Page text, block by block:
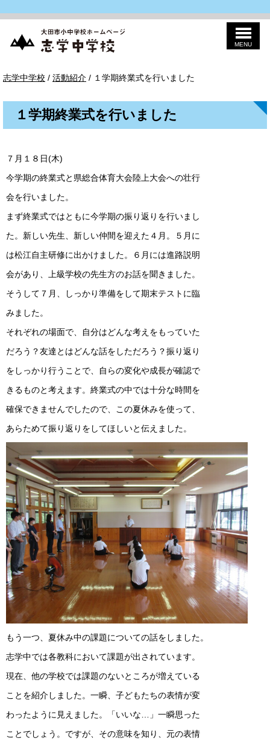
学
学
MENU
現
の
置：
志学中学校 / 活動紹介 / １学期終業式を行いました
１学期終業式を行いました
７月１８日(木)
今学期の終業式と県総合体育大会陸上大会への壮行
会を行いました。
まず終業式ではともに今学期の振り返りを行いまし
た。新しい先生、新しい仲間を迎えた４月。５月に
は松江自主研修に出かけました。６月には進路説明
会があり、上級学校の先生方のお話を聞きました。
そうして７月、しっかり準備をして期末テストに臨
みました。
それぞれの場面で、自分はどんな考えをもっていた
だろう？友達とはどんな話をしただろう？振り返り
をしっかり行うことで、自らの変化や成長が確認で
きるものと考えます。終業式の中では十分な時間を
確保できませんでしたので、この夏休みを使って、
あらためて振り返りをしてほしいと伝えました。
もう一つ、夏休み中の課題についての話をしました。
志学中では各教科において課題が出されています。
現在、他の学校では課題のないところが増えている
ことを紹介しました。一瞬、子どもたちの表情が変
わったように見えました。「いいな…」一瞬思った
ことでしょう。ですが、その意味を知り、元の表情